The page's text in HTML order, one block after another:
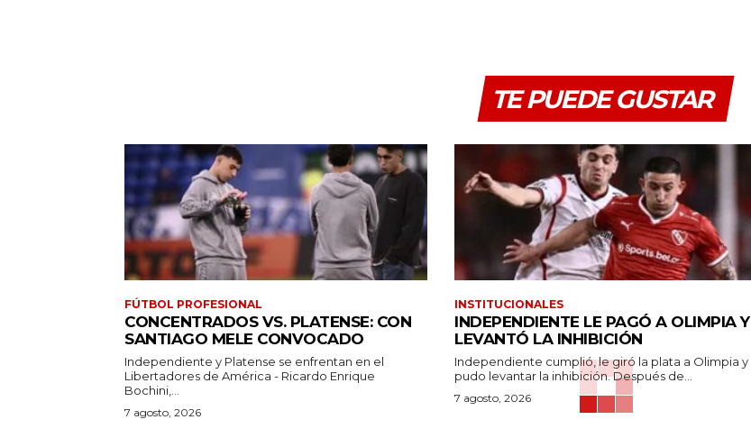
TE PUEDE GUSTAR
FÚTBOL PROFESIONAL
CONCENTRADOS VS. PLATENSE: CON
SANTIAGO MELE CONVOCADO
Independiente y Platense se enfrentan en el
Libertadores de América - Ricardo Enrique
Bochini,...
7 agosto, 2026
INSTITUCIONALES
INDEPENDIENTE LE PAGÓ A OLIMPIA Y
LEVANTÓ LA INHIBICIÓN
Independiente cumplió, le giró la plata a Olimpia y
pudo levantar la inhibición. Después de...
7 agosto, 2026